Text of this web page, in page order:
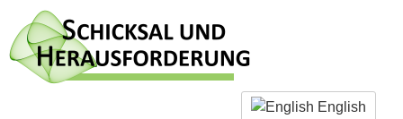
English